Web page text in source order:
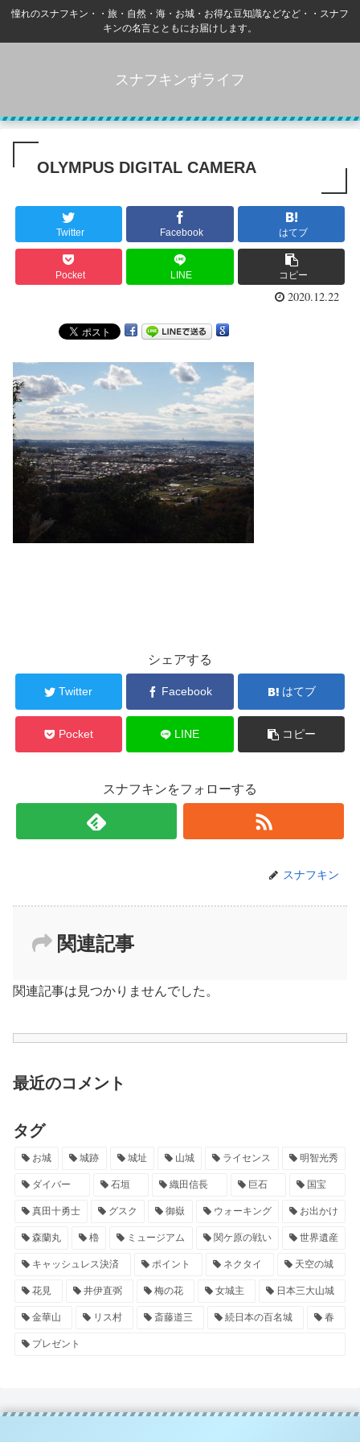
憧れのスナフキン・・旅・自然・海・お城・お得な豆知識などなど・・スナフ
キンの名言とともにお届けします。
スナフキンずライフ
OLYMPUS DIGITAL CAMERA
Twitter Facebook はてブ
Pocket LINE コピー
2020.12.22
シェアする
Twitter Facebook はてブ
Pocket LINE コピー
スナフキンをフォローする
スナフキン
関連記事
関連記事は見つかりませんでした。
最近のコメント
タグ
お城 城跡 城址 山城 ライセンス 明智光秀
ダイバー 石垣 織田信長 巨石 国宝
真田十勇士 グスク 御嶽 ウォーキング お出かけ
森蘭丸 櫓 ミュージアム 関ケ原の戦い 世界遺産
キャッシュレス決済 ポイント ネクタイ 天空の城
花見 井伊直弼 梅の花 女城主 日本三大山城
金華山 リス村 斎藤道三 続日本の百名城 春
プレゼント